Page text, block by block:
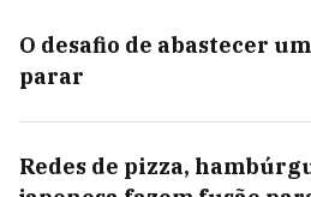
O desafio de abastecer
parar
Redes de pizza,